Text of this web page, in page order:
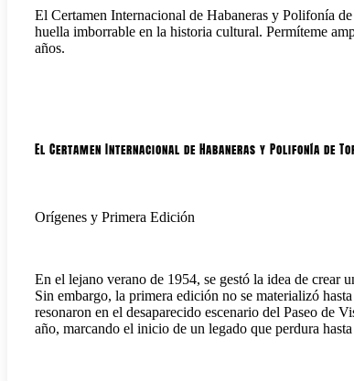
El Certamen Internacional de Habaneras y Polifonía de
huella imborrable en la historia cultural. Permíteme
años.
El Certamen Internacional de Habaneras y Polifonía de
Orígenes y Primera Edición
En el lejano verano de 1954, se gestó la idea de crear
Sin embargo, la primera edición no se materializó
resonaron en el desaparecido escenario del Paseo de
año, marcando el inicio de un legado que perdura